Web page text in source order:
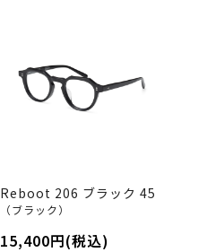
Reboot 206 ブラック 45
（ブラック）
15,400円(税込)